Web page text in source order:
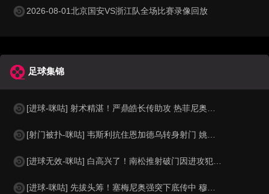
2026-08-01北京国安VS浙江队全场比赛录像回放
足球集锦
[进球-咪咕] 射术精湛！严鼎皓长传助攻 热菲尼奥低射死角破门
[射门被扑-咪咕] 韦斯利抗住恩加德乌转身射门 姚浩洋及时化险
[进球无效-咪咕] 白高兴了！南松推射破门因进攻犯规在先被吹
[进球-咪咕] 先拔头筹！塞梅尼奥强突下底传中 穆巴马推空门得手